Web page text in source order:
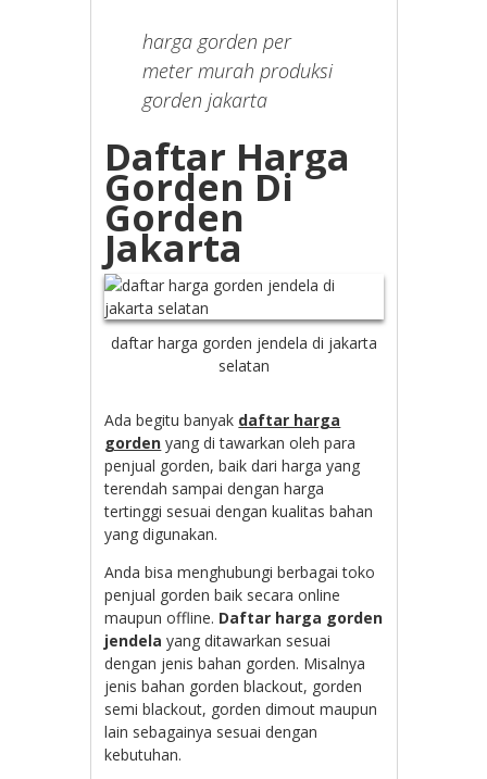
harga gorden per
meter murah produksi
gorden jakarta
Daftar Harga
Gorden Di
Gorden
Jakarta
daftar harga gorden jendela di jakarta
selatan
Ada begitu banyak daftar harga
gorden yang di tawarkan oleh para
penjual gorden, baik dari harga yang
terendah sampai dengan harga
tertinggi sesuai dengan kualitas bahan
yang digunakan.
Anda bisa menghubungi berbagai toko
penjual gorden baik secara online
maupun offline. Daftar harga gorden
jendela yang ditawarkan sesuai
dengan jenis bahan gorden. Misalnya
jenis bahan gorden blackout, gorden
semi blackout, gorden dimout maupun
lain sebagainya sesuai dengan
kebutuhan.